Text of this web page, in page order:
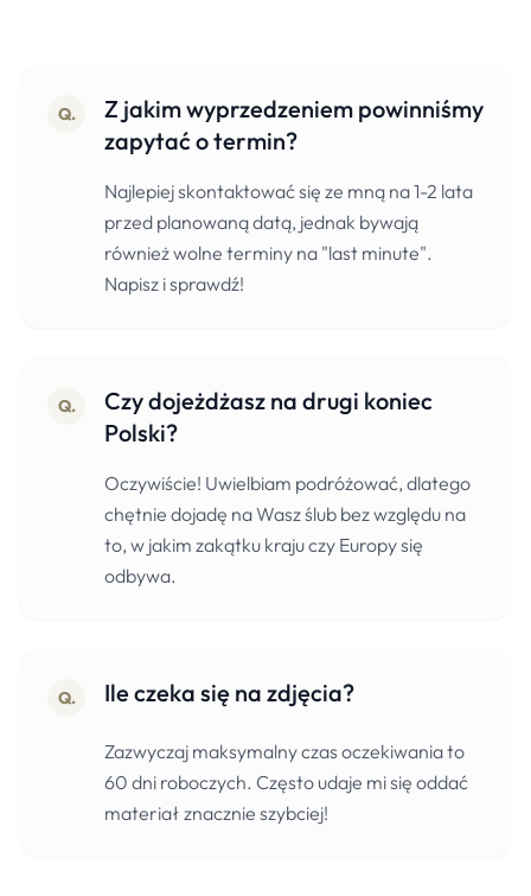
Q.
Z jakim wyprzedzeniem powinniśmy
zapytać o termin?
Najlepiej skontaktować się ze mną na 1-2 lata
przed planowaną datą, jednak bywają
również wolne terminy na "last minute".
Napisz i sprawdź!
Q.
Czy dojeżdżasz na drugi koniec
Polski?
Oczywiście! Uwielbiam podróżować, dlatego
chętnie dojadę na Wasz ślub bez względu na
to, w jakim zakątku kraju czy Europy się
odbywa.
Q. Ile czeka się na zdjęcia?
Zazwyczaj maksymalny czas oczekiwania to
60 dni roboczych. Często udaje mi się oddać
materiał znacznie szybciej!